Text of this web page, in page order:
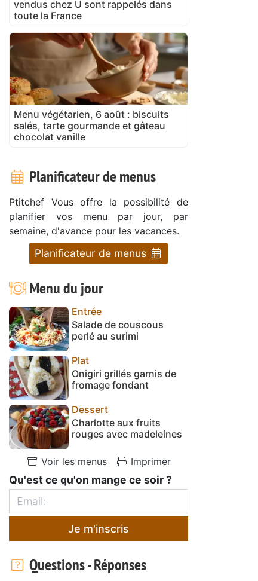
vendus chez U sont rappelés dans
toute la France
Menu végétarien, 6 août : biscuits
salés, tarte gourmande et gâteau
chocolat vanille
Planificateur de menus
Ptitchef Vous offre la possibilité de
planifier vos menu par jour, par
semaine, d'avance pour les vacances.
Planificateur de menus
Menu du jour
Entrée
Salade de couscous
perlé au surimi
Plat
Onigiri grillés garnis de
fromage fondant
Dessert
Charlotte aux fruits
rouges avec madeleines
Voir les menus Imprimer
Qu'est ce qu'on mange ce soir ?
Je m'inscris
Questions - Réponses